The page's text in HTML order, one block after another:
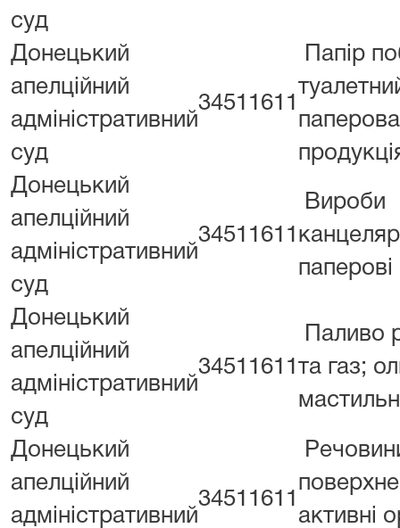
суд
Донецький
апелційний
адміністративний
суд
34511611
Папір
паперова
Донецький
апелційний
адміністративний
суд
34511611
Вироби
паперові
Донецький
апелційний
адміністративний
суд
34511611
Паливо
та газ;
Донецький
апелційний
адміністративний
34511611
активні